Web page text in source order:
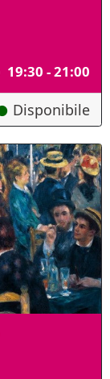
19:30 - 21:00
Disponibile